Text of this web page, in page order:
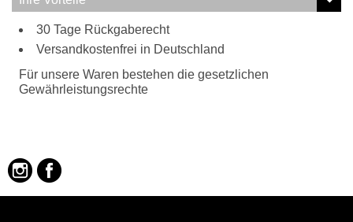
Tragweise:
Henkel
Schulterriemen
Besonderheiten:
verstell- und abnehmbarer Schultergurt
30 Tage Rückgaberecht
Versandkostenfrei in Deutschland
Für unsere Waren bestehen die gesetzlichen
Gewährleistungsrechte